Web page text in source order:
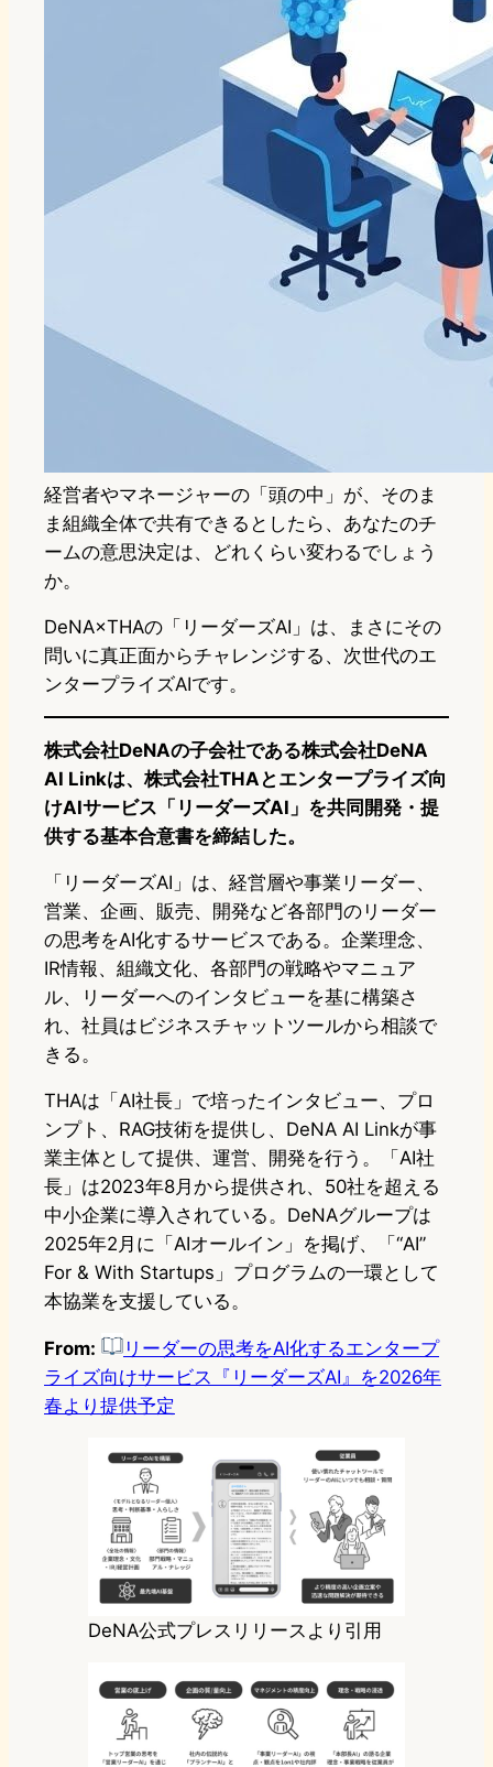
経営者やマネージャーの「頭の中」が、そのま
ま組織全体で共有できるとしたら、あなたのチ
ームの意思決定は、どれくらい変わるでしょう
か。
DeNA×THAの「リーダーズAI」は、まさにその
問いに真正面からチャレンジする、次世代のエ
ンタープライズAIです。
株式会社DeNAの子会社である株式会社DeNA
AI Linkは、株式会社THAとエンタープライズ向
けAIサービス「リーダーズAI」を共同開発・提
供する基本合意書を締結した。
「リーダーズAI」は、経営層や事業リーダー、
営業、企画、販売、開発など各部門のリーダー
の思考をAI化するサービスである。企業理念、
IR情報、組織文化、各部門の戦略やマニュア
ル、リーダーへのインタビューを基に構築さ
れ、社員はビジネスチャットツールから相談で
きる。
THAは「AI社長」で培ったインタビュー、プロ
ンプト、RAG技術を提供し、DeNA AI Linkが事
業主体として提供、運営、開発を行う。「AI社
長」は2023年8月から提供され、50社を超える
中小企業に導入されている。DeNAグループは
2025年2月に「AIオールイン」を掲げ、「“AI”
For & With Startups」プログラムの一環として
本協業を支援している。
From:
リーダーの思考をAI化するエンタープ
ライズ向けサービス『リーダーズAI』を2026年
春より提供予定
DeNA公式プレスリリースより引用